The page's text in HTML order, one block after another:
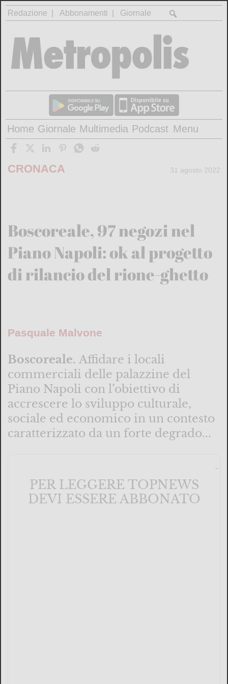
Redazione Abbonamenti Giornale
Home Giornale Multimedia Podcast Menu
CRONACA 31 agosto 2022
Boscoreale, 97 negozi nel
Piano Napoli: ok al progetto
di rilancio del rione-ghetto
Pasquale Malvone
Boscoreale. Affidare i locali
commerciali delle palazzine del
Piano Napoli con l’obiettivo di
accrescere lo sviluppo culturale,
sociale ed economico in un contesto
caratterizzato da un forte degrado...
PER LEGGERE TOPNEWS
DEVI ESSERE ABBONATO